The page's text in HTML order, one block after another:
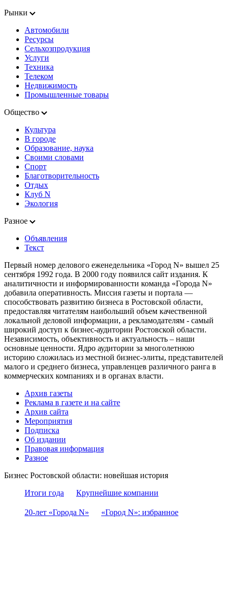
Рынки
Автомобили
Ресурсы
Сельхозпродукция
Услуги
Техника
Телеком
Недвижимость
Промышленные товары
Общество
Культура
В городе
Образование, наука
Своими словами
Спорт
Благотворительность
Отдых
Клуб N
Экология
Разное
Объявления
Текст
Первый номер делового еженедельника «Город N» вышел 25
сентября 1992 года. В 2000 году появился сайт издания. К
аналитичности и информированности команда «Города N»
добавила оперативность. Миссия газеты и портала —
способствовать развитию бизнеса в Ростовской области,
предоставляя читателям наибольший объем качественной
локальной деловой информации, а рекламодателям - самый
широкий доступ к бизнес-аудитории Ростовской области.
Независимость, объективность и актуальность – наши
основные ценности. Ядро аудитории за многолетнюю
историю сложилась из местной бизнес-элиты, представителей
малого и среднего бизнеса, управленцев различного ранга в
коммерческих компаниях и в органах власти.
Архив газеты
Реклама в газете и на сайте
Архив сайта
Мероприятия
Подписка
Об издании
Правовая информация
Разное
Бизнес Ростовской области: новейшая история
Итоги года
Крупнейшие компании
20-лет «Города N» «Город N»: избранное